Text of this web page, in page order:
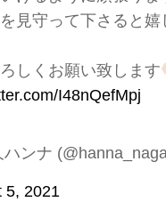
見守って下さると嬉
しくお願い致します
I48nQefMpj
ンナ
5, 2021